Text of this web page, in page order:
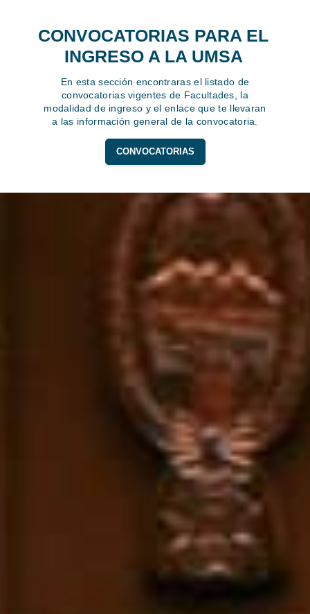
CONVOCATORIAS PARA EL
INGRESO A LA UMSA
En esta sección encontraras el listado de
convocatorias vigentes de Facultades, la
modalidad de ingreso y el enlace que te llevaran
a las información general de la convocatoria.
CONVOCATORIAS